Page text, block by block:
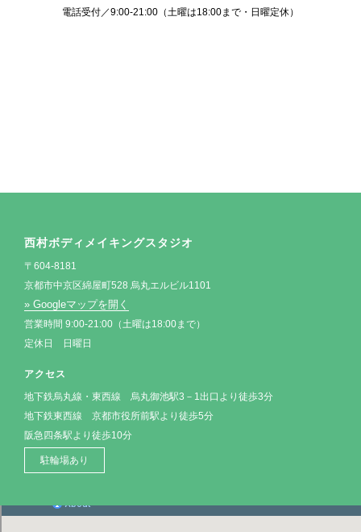
電話受付／9:00-21:00（土曜は18:00まで・日曜定休）
西村ボディメイキングスタジオ
〒604-8181
京都市中京区綿屋町528 烏丸エルビル1101
» Googleマップを開く
営業時間 9:00-21:00（土曜は18:00まで）
定休日 日曜日
アクセス
地下鉄烏丸線・東西線 烏丸御池駅3－1出口より徒歩3分
地下鉄東西線 京都市役所前駅より徒歩5分
阪急四条駅より徒歩10分
駐輪場あり